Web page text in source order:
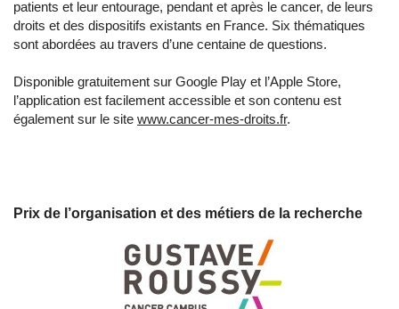
patients et leur entourage, pendant et après le cancer, de leurs
droits et des dispositifs existants en France. Six thématiques
sont abordées au travers d’une centaine de questions.
Disponible gratuitement sur Google Play et l’Apple Store,
l’application est facilement accessible et son contenu est
également sur le site www.cancer-mes-droits.fr.
Prix de l’organisation et des métiers de la recherche